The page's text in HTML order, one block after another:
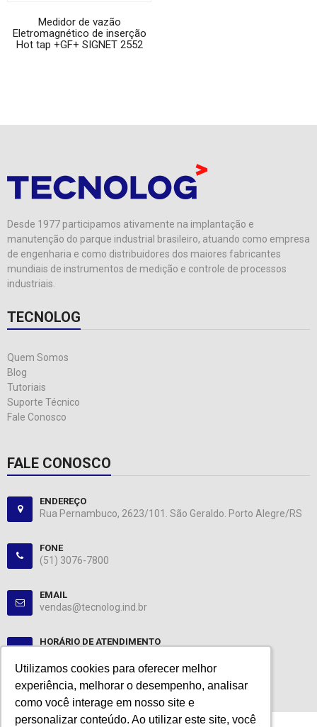
Utilizamos cookies para oferecer melhor
experiência, melhorar o desempenho, analisar
como você interage em nosso site e
personalizar conteúdo. Ao utilizar este site, você
Utilizamos cookies para oferecer melhor
experiência, melhorar o desempenho, analisar
como você interage em nosso site e
personalizar conteúdo. Ao utilizar este site, você
Medidor de vazão
Eletromagnético de inserção
Hot tap +GF+ SIGNET 2552
Desde 1977 participamos ativamente na implantação e
manutenção do parque industrial brasileiro, atuando como empresa
de engenharia e como distribuidores dos maiores fabricantes
mundiais de instrumentos de medição e controle de processos
industriais.
TECNOLOG
Quem Somos
Blog
Tutoriais
Suporte Técnico
Fale Conosco
FALE CONOSCO
ENDEREÇO
Rua Pernambuco, 2623/101. São Geraldo. Porto Alegre/RS
FONE
(51) 3076-7800
EMAIL
vendas@tecnolog.ind.br
HORÁRIO DE ATENDIMENTO